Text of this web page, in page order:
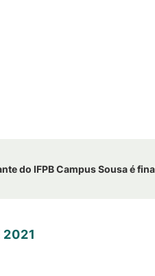
do IFPB Campus Sousa é
2021